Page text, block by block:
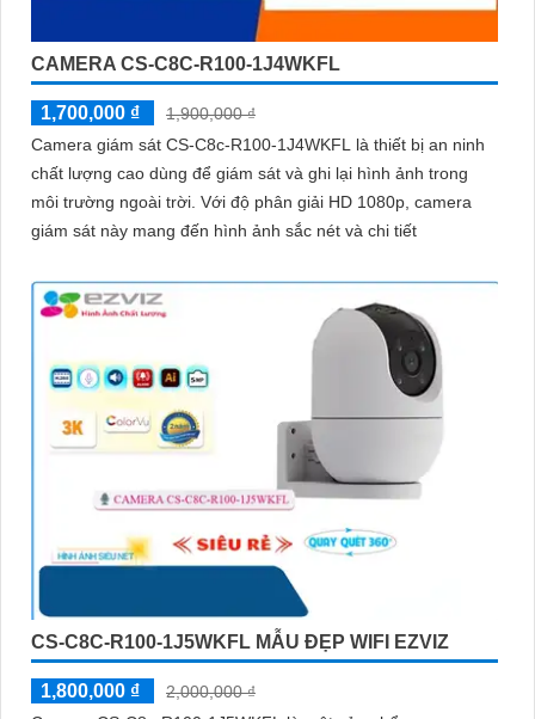
CAMERA CS-C8C-R100-1J4WKFL
1,700,000 ₫
1,900,000 ₫
Camera giám sát CS-C8c-R100-1J4WKFL là thiết bị an ninh
chất lượng cao dùng để giám sát và ghi lại hình ảnh trong
môi trường ngoài trời. Với độ phân giải HD 1080p, camera
giám sát này mang đến hình ảnh sắc nét và chi tiết
CS-C8C-R100-1J5WKFL MẪU ĐẸP WIFI EZVIZ
1,800,000 ₫
2,000,000 ₫